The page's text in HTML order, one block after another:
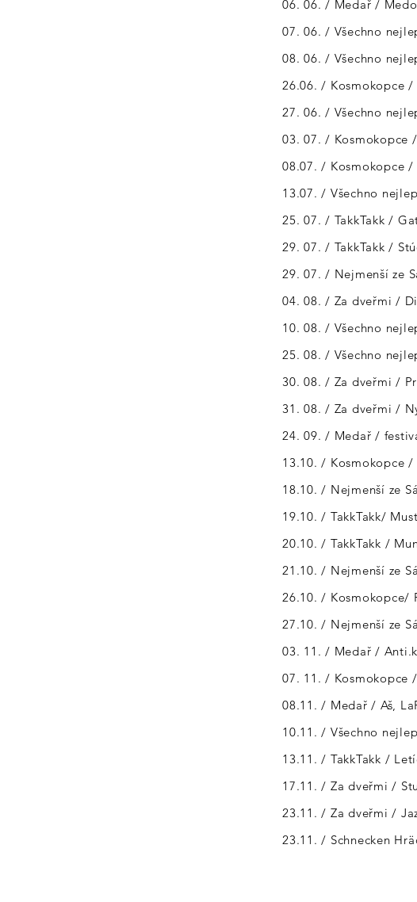
06. 06. / Medař /
07. 06. / Všechno
08. 06. / Všechno
26.06. / Kosmokopce /
27. 06. / Všechno
03. 07. / Kosmokopce
08.07. / Kosmokopce /
13.07. / Všechno
25. 07. / TakkTakk /
29. 07. / TakkTakk /
29. 07. / Nejmenší ze
04. 08. / Za dveřmi /
10. 08. / Všechno
25. 08. / Všechno
30. 08. / Za dveřmi /
31. 08. / Za dveřmi /
24. 09. / Medař /
13.10. / Kosmokopce
18.10. / Nejmenší ze
19.10. / TakkTakk/
20.10. / TakkTakk /
21.10. / Nejmenší ze
26.10. / Kosmokopce/
27.10. / Nejmenší ze
03. 11. / Medař /
07. 11. / Kosmokopce
08.11. / Medař / Aš,
10.11. / Všechno
13.11. / TakkTakk /
17.11. / Za dveřmi /
23.11. / Za dveřmi /
23.11. / Schnecken